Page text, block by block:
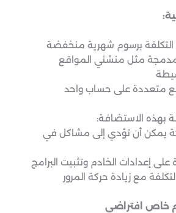
برسوم شهرية منخفضة
مثل منشئي المواقع
متعددة على حساب واحد
بهذه الاستضافة:
يمكن أن تؤدي إلى مشاكل في
إعدادات الخادم وتثبيت البرامج
مع زيادة حركة المرور
خاص افتراضي